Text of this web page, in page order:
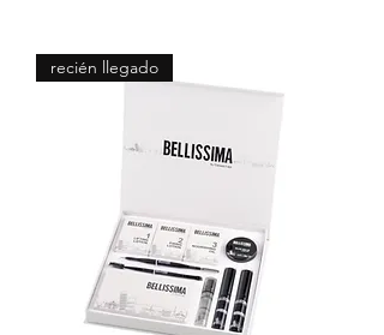
recién llegado